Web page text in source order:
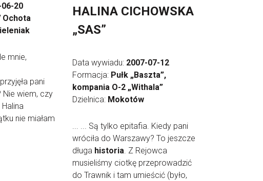
20
Ochota
mnie,
pani
Nie wiem, czy
nie miałam
HALINA CICHOWSKA
„SAS”
Data wywiadu: 2007-07-12
Formacja: Pułk „Baszta”,
kompania O-2 „Withala”
Dzielnica: Mokotów
... ... Są tylko epitafia. Kiedy pani
wróciła do Warszawy? To jeszcze
długa historia. Z Rejowca
musieliśmy ciotkę przeprowadzić
do Trawnik i tam umieścić (było,